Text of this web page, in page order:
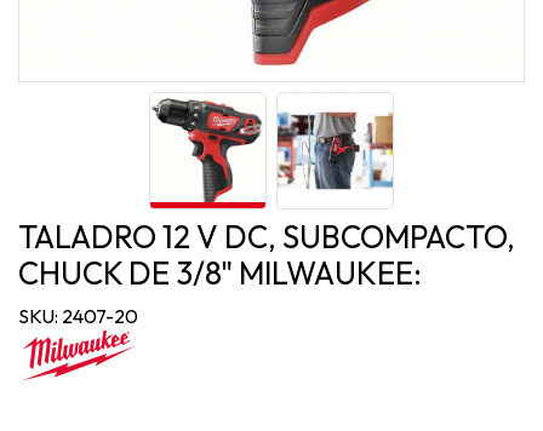
TALADRO 12 V DC, SUBCOMPACTO,
CHUCK DE 3/8" MILWAUKEE:
SKU: 2407-20